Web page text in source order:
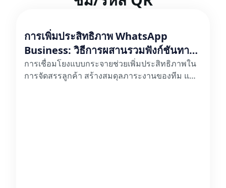
การเพิ่มประสิทธิภาพ WhatsApp
Business: วิธีการผสานรวมฟังก์ชันทาง
ธุรกิจหลักของ WeChat Work เข้ากับ
WhatsApp
การเชื่อมโยงแบบกระจายช่วยเพิ่มประสิทธิภาพใน
การจัดสรรลูกค้า สร้างสมดุลภาระงานของทีม และ